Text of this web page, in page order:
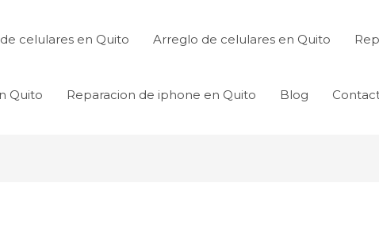
celulares en Quito Arreglo de celulares en Quito
Quito Reparacion de iphone en Quito Blog